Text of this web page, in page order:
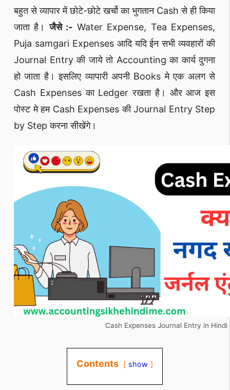
बहुत से व्यापार में छोटे-छोटे खर्चो का भुगतान Cash से ही किया
जाता है।जैसे :- Water Expense, Tea Expenses,
Puja samgari Expenses आदि यदि ईन सभी व्यवहारों की
Journal Entry की जाये तो Accounting का कार्य दुगना
हो जाता है। इसलिए व्यापारी अपनी Books मे एक अलग से
Cash Expenses का Ledger रखता है। और आज इस
पोस्ट मे हम Cash Expenses की Journal Entry Step
by Step करना सीखेंगे।
Cash Expenses Journal Entry in Hindi
Contents show